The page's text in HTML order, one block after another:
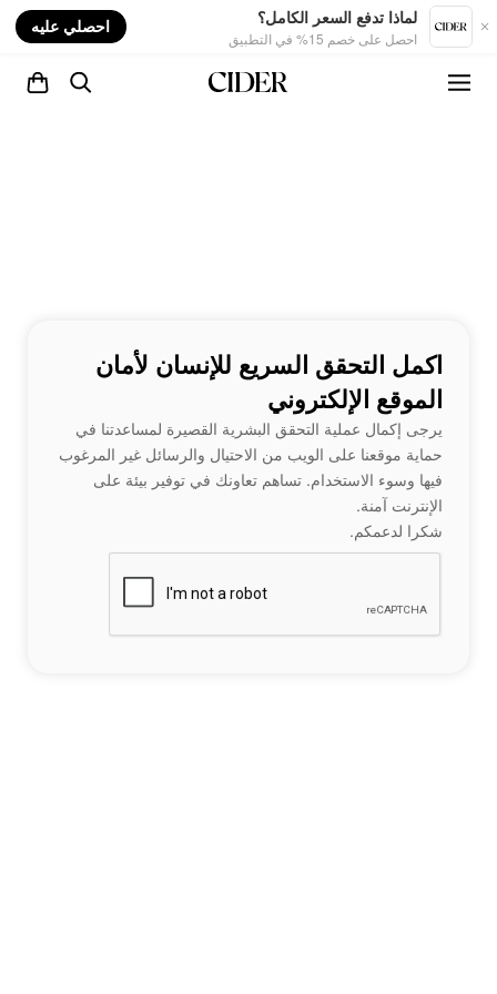
لماذا تدفع السعر الكامل؟
احصل على خصم 15% في التطبيق
احصلي عليه
اكمل التحقق السريع للإنسان لأمان
الموقع الإلكتروني
يرجى إكمال عملية التحقق البشرية القصيرة لمساعدتنا في
حماية موقعنا على الويب من الاحتيال والرسائل غير المرغوب
فيها وسوء الاستخدام. تساهم تعاونك في توفير بيئة على
الإنترنت آمنة.
شكرا لدعمكم.